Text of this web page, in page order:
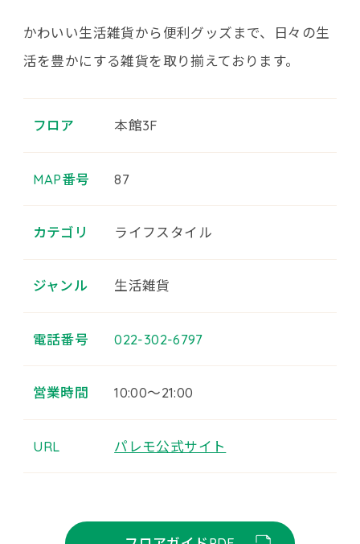
かわいい生活雑貨から便利グッズまで、日々の生
活を豊かにする雑貨を取り揃えております。
フロア 本館3F
MAP番号 87
カテゴリ ライフスタイル
ジャンル 生活雑貨
電話番号 022-302-6797
営業時間 10:00～21:00
URL パレモ公式サイト